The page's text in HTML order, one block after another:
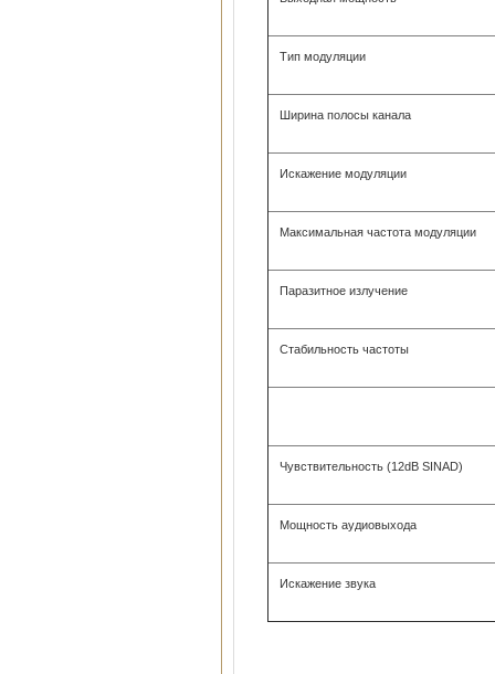
Тип модуляции
Ширина полосы канала
Искажение модуляции
Максимальная частота модуляции
Паразитное излучение
Стабильность частоты
Чувствительность (12dB SINAD)
Мощность аудиовыхода
Искажение звука